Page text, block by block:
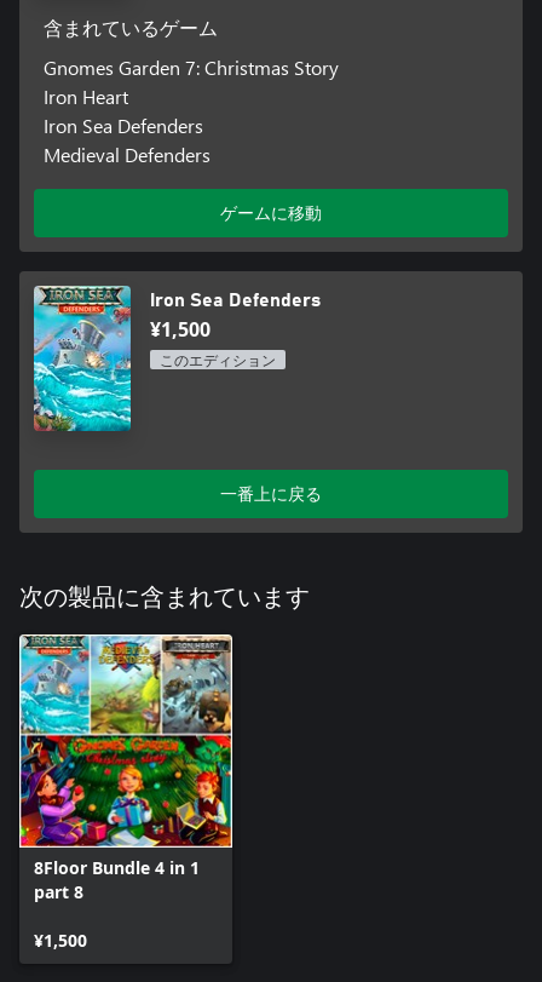
含まれているゲーム
Gnomes Garden 7: Christmas Story
Iron Heart
Iron Sea Defenders
Medieval Defenders
ゲームに移動
Iron Sea Defenders
¥1,500
このエディション
一番上に戻る
次の製品に含まれています
8Floor Bundle 4 in 1
part 8
¥1,500